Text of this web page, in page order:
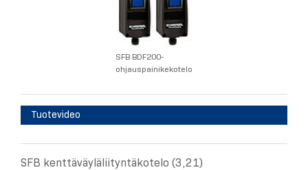
SFB BDF200-
ohjauspainikekotelo
Tuotevideo
SFB kenttäväyläliityntäkotelo (3,21)